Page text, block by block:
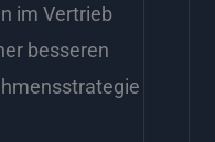
im Vertrieb
besseren